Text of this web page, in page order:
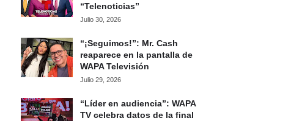
“Telenoticias”
Julio 30, 2026
“¡Seguimos!”: Mr. Cash
reaparece en la pantalla de
WAPA Televisión
Julio 29, 2026
“Líder en audiencia”: WAPA
TV celebra datos de la final